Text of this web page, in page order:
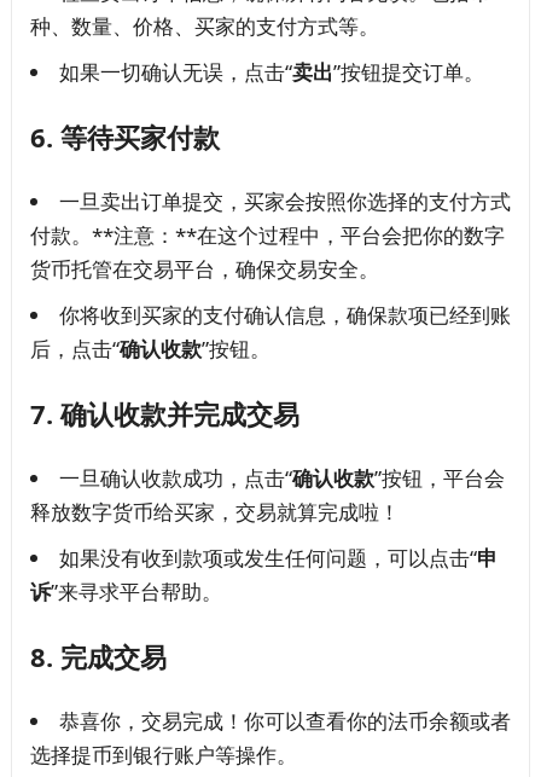
种、数量、价格、买家的支付方式等。
如果一切确认无误，点击“卖出”按钮提交订单。
6. 等待买家付款
一旦卖出订单提交，买家会按照你选择的支付方式
付款。**注意：**在这个过程中，平台会把你的数字
货币托管在交易平台，确保交易安全。
你将收到买家的支付确认信息，确保款项已经到账
后，点击“确认收款”按钮。
7.确认收款并完成交易
一旦确认收款成功，点击“确认收款”按钮，平台会
释放数字货币给买家，交易就算完成啦！
如果没有收到款项或发生任何问题，可以点击“申
诉”来寻求平台帮助。
8. 完成交易
恭喜你，交易完成！你可以查看你的法币余额或者
选择提币到银行账户等操作。